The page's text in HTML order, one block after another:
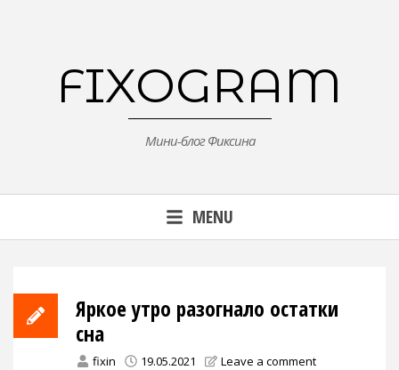
FIXOGRAM
Мини-блог Фиксина
MENU
Яркое утро разогнало остатки
сна
fixin 19.05.2021 Leave a comment